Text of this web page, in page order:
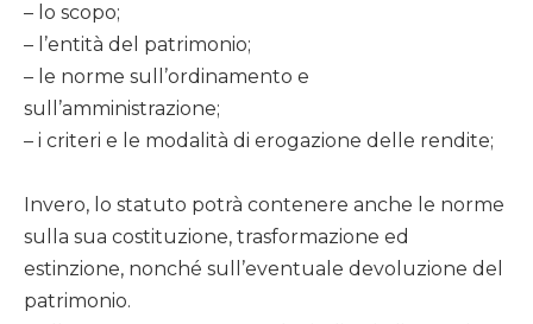
– lo scopo;
– l’entità del patrimonio;
– le norme sull’ordinamento e
sull’amministrazione;
– i criteri e le modalità di erogazione delle rendite;
Invero, lo statuto potrà contenere anche le norme
sulla sua costituzione, trasformazione ed
estinzione, nonché sull’eventuale devoluzione del
patrimonio.